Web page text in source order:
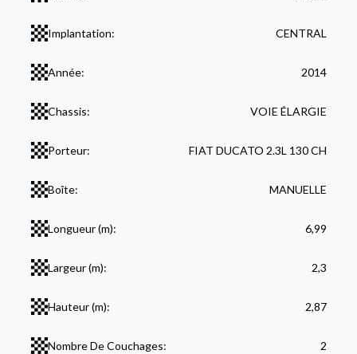
Implantation: CENTRAL
Année: 2014
Chassis: VOIE ÉLARGIE
Porteur: FIAT DUCATO 2.3L 130 CH
Boîte: MANUELLE
Longueur (m): 6,99
Largeur (m): 2,3
Hauteur (m): 2,87
Nombre De Couchages: 2